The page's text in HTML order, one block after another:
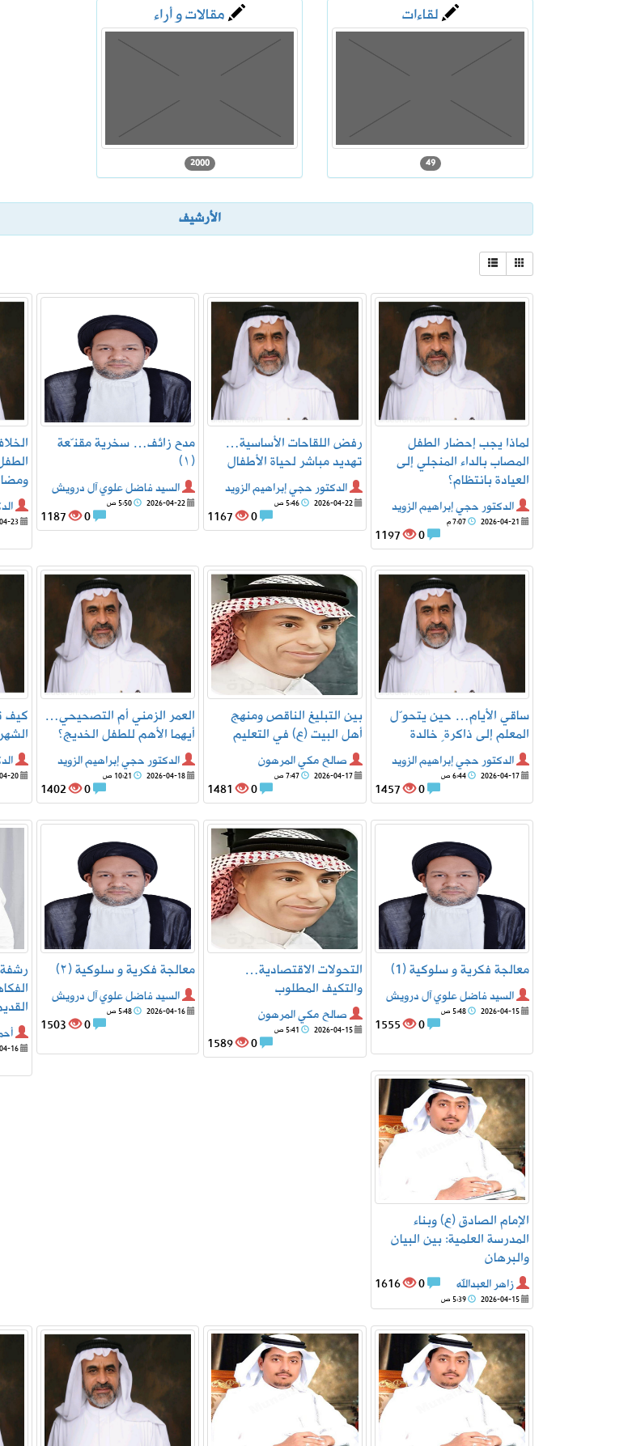
2026-08-04«الإرشادي للأمن السيبراني» يحذر من ثغرات أمنية في منتجات سامسونج
2026-08-04 بدء التسجيل في اختبارات الرخصة المهنية للوظائف التعليمية
لقاءات
49
مقالات و أراء
2000
الأرشيف
23
مدح زائف… سخرية مقنّعة
(١)
السيد فاضل علوي آل درويش
2026-04-22 5:50 ص
0
1187
رفض اللقاحات الأساسية…
تهديد مباشر لحياة الأطفال
الدكتور حجي إبراهيم الزويد
2026-04-22 5:46 ص
0
1167
لماذا يجب إحضار الطفل
المصاب بالداء المنجلي إلى
العيادة بانتظام؟
الدكتور حجي إبراهيم الزويد
2026-04-21 7:07 م
0
1197
كيف
20
العمر الزمني أم التصحيحي…
أيهما الأهم للطفل الخديج؟
الدكتور حجي إبراهيم الزويد
2026-04-18 10:21 ص
0
1402
بين التبليغ الناقص ومنهج
أهل البيت (ع) في التعليم
صالح مكي المرهون
2026-04-17 7:47 ص
0
1481
ساقي الأيام… حين يتحوّل
المعلم إلى ذاكرةٍ خالدة
الدكتور حجي إبراهيم الزويد
2026-04-17 6:44 ص
0
1457
القديم (
16
معالجة فكرية و سلوكية (٢)
السيد فاضل علوي آل درويش
2026-04-16 5:48 ص
0
1503
التحولات الاقتصادية…
والتكيف المطلوب
صالح مكي المرهون
2026-04-15
0
1589
معالجة فكرية و سلوكية (1)
السيد فاضل علوي آل درويش
2026-04-15 5:48 ص
0
1555
الإمام الصادق (ع) وبناء
المدرسة العلمية: بين البيان
والبرهان
زاهر العبدالله
2026-04-15 5:39 ص
0
1616